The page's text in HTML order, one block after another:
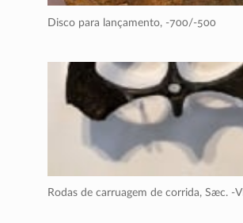
Disco para lançamento, -700/-500
Rodas de carruagem de corrida, Sæc. -VI